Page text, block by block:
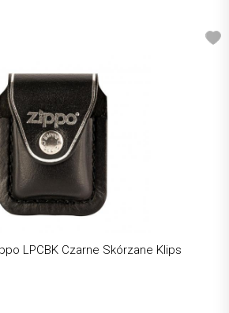
LPCBK Czarne Skórzane Klips